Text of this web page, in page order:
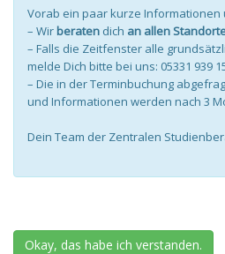
Vorab ein paar kurze Informationen
– Wirberaten dich an allen
– Falls die Zeitfenster alle
melde Dich bitte bei uns: 05331 939
– Die in der Terminbuchung
und Informationen werden nach 3
Dein Team der Zentralen
Okay, das habe ich verstanden.